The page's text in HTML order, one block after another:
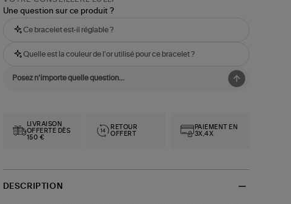
Une question sur ce produit ?
Ce bracelet est-il réglable ?
Quelle est la couleur de l'or utilisé pour ce bracelet ?
LIVRAISON
OFFERTE DÈS
150 €
RETOUR
OFFERT
PAIEMENT EN
3X,4X
DESCRIPTION